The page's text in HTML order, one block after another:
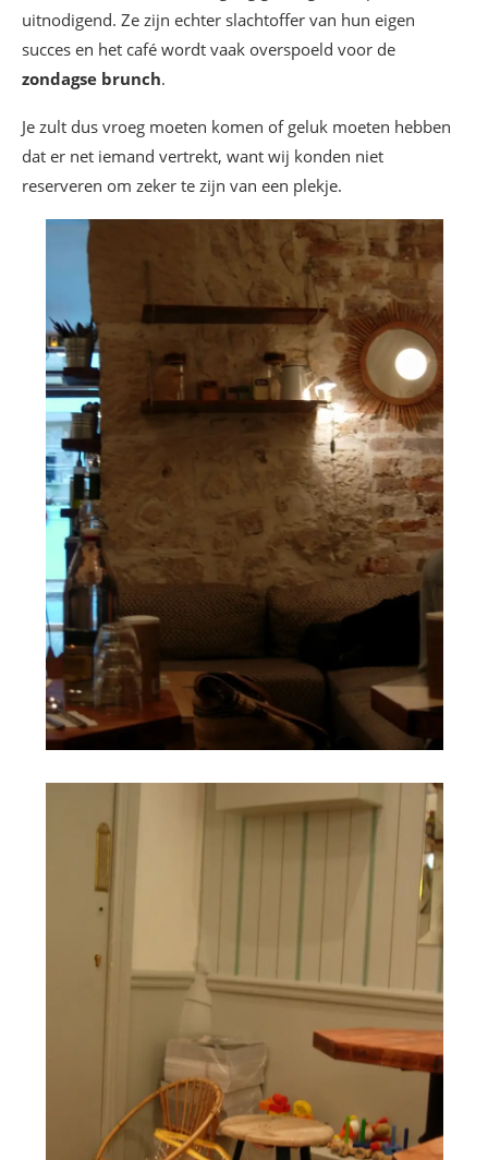
uitnodigend. Ze zijn echter slachtoffer van hun eigen
succes en het café wordt vaak overspoeld voor de
zondagse brunch.
Je zult dus vroeg moeten komen of geluk moeten hebben
dat er net iemand vertrekt, want wij konden niet
reserveren om zeker te zijn van een plekje.